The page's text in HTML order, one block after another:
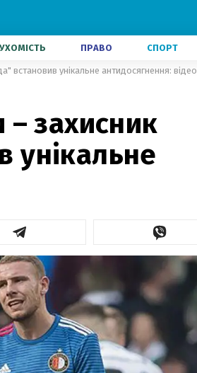
ПРАВО СПОРТ
встановив унікальне антидосягнення: відео
– захисник
унікальне